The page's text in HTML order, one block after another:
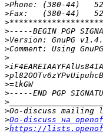
>
>
>
>
>
>Comment: Using
>
>
>
>
>
>
>
>Oo-discuss на
>https://